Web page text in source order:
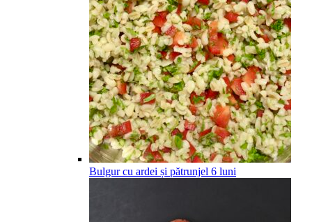
Bulgur cu ardei și pătrunjel 6 luni